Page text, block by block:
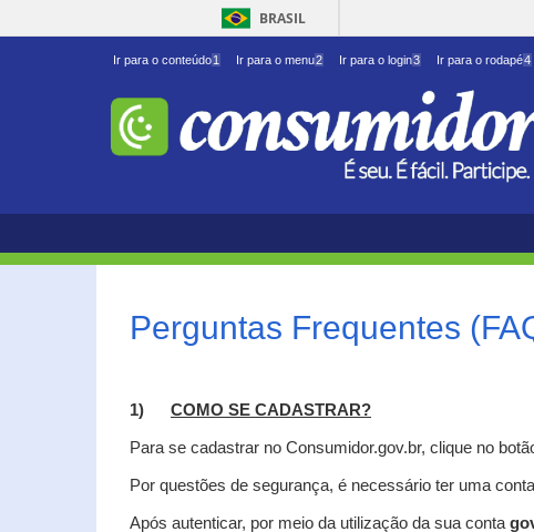
BRASIL
Ir para o conteúdo1 Ir para o menu2 Ir para o login3 Ir para o rodapé4
Perguntas Frequentes
1) COMO SE CADASTRAR?
Para se cadastrar no Consumidor.gov.br, clique no
Por questões de segurança, é necessário ter uma
Após autenticar, por meio da utilização da sua conta